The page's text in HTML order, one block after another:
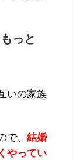
っと
いの家族
、 結婚
やってい